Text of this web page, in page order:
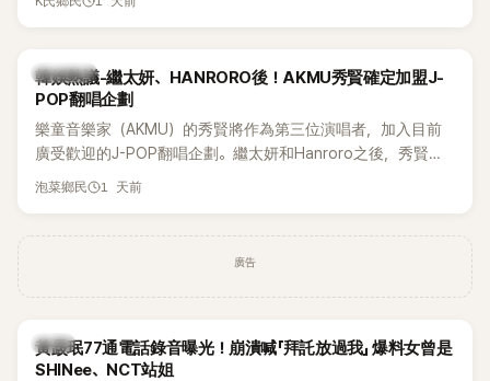
為第五代女團中極具辨識度的新生代代表之一。
熱議討論
韓娛熱議-繼太妍、HANRORO後！AKMU秀賢確定加盟J-
POP翻唱企劃
樂童音樂家（AKMU）的秀賢將作為第三位演唱者，加入目前
廣受歡迎的J-POP翻唱企劃。繼太妍和Hanroro之後，秀賢已
獲選為第三首翻唱歌曲的主唱，並於近期完成錄音。
泡菜鄉民 1 天前
廣告
韓星
黃晸珉77通電話錄音曝光！崩潰喊「拜託放過我」 爆料女曾是
SHINee、NCT站姐